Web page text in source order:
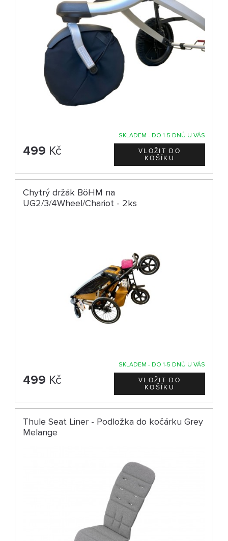
SKLADEM - DO 1-5 DNŮ U VÁS
499 Kč
Chytrý držák BöHM na
UG2/3/4Wheel/Chariot - 2ks
SKLADEM - DO 1-5 DNŮ U VÁS
499 Kč
Thule Seat Liner - Podložka do kočárku Grey
Melange